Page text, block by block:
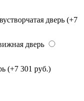
дверь (+7
дверь
(+7 301 руб.)